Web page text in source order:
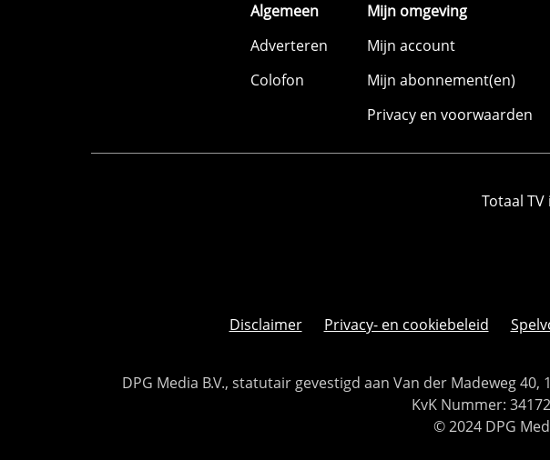
Algemeen
Adverteren
Colofon
Mijn omgeving
Mijn account
Mijn abonnement(en)
Privacy en voorwaarden
Totaal
Disclaimer Privacy- en cookiebeleid
DPG Media B.V., statutair gevestigd aan Van der Madeweg
KvK Nummer:
© 2024 DPG